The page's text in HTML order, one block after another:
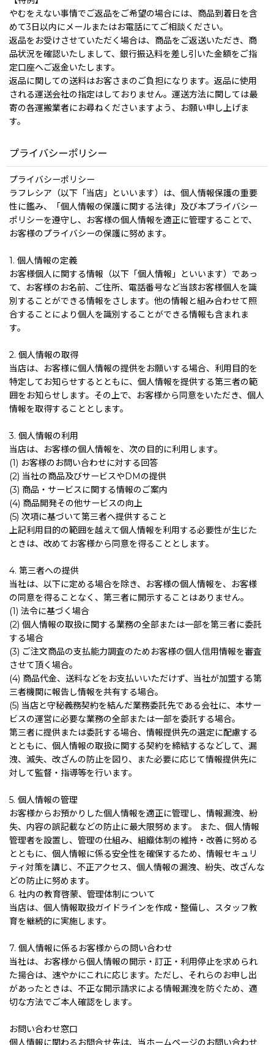
やむをえない事情でご返品をご希望の場合には、商品到着日を含
めて3日以内にメールまたはお電話にてご相談ください。
返品をお受けさせていただく場合は、商品をご返送いただき、商
品状況を確認いたしまして、銀行振込料を差し引いた金額をご指
定口座へご返金いたします。
返品に関しての送料はお客さまのご負担になります。返品に使用
される運送会社の指定はしておりません。運送方法に関しては最
寄の各運搬業者にお尋ねくださいますよう、お願い申し上げま
す。
プライバシーポリシー
プライバシーポリシー
ラフレシア（以下「当店」といいます）は、個人情報保護の重要
性に鑑み、「個人情報の保護に関する法律」及び本プライバシー
ポリシーを遵守し、お客様の個人情報を適正に管理することで、
お客様のプライバシーの保護に努めます。
1. 個人情報の定義
お客様個人に関する情報（以下「個人情報」といいます）であっ
て、お客様のお名前、ご住所、電話番号など当該お客様個人を識
別することができる情報をさします。他の情報と組み合わせて照
合することにより個人を識別することができる情報も含まれま
す。
2. 個人情報の取得
当店は、お客様に個人情報の提供をお願いする場合、利用目的を
特定してお知らせするとともに、個人情報を提供する第三者の範
囲をお知らせします。その上で、お客様から同意をいただき、個人
情報を取得することとします。
3. 個人情報の利用
当店は、お客様の個人情報を、次の目的に利用します。
(1) お客様のお問い合わせに対する回答
(2) 当社の商品及びサービスやDMの提供
(3) 商品・サービスに関する情報のご案内
(4) 商品開発その他サービスの向上
(5) 次項に基づいて第三者へ提供すること
上記利用目的の範囲を越えて個人情報を利用する必要性が生じた
ときは、改めてお客様から同意を得ることとします。
4. 第三者への提供
当社は、以下に定める場合を除き、お客様の個人情報を、お客様
の同意を得ることなく、第三者に開示することはありません。
(1) 法令に基づく場合
(2) 個人情報の取扱に関する業務の全部または一部を第三者に委託
する場合
(3) ご注文商品の支払能力調査のためお客様の個人信用情報を審査
させて頂く場合。
(4) 商品代金、送料などをお支払いいただけず、当社が加盟する第
三者機関に報告し情報を共有する場合。
(5) 当店と守秘義務契約を結んだ業務委託先である会社に、本サー
ビスの運営に必要な業務の全部または一部を委託する場合。
第三者に提供または委託する場合、情報提供先の選定に配慮する
とともに、個人情報の取扱に関する契約を締結するなどして、漏
洩、滅失、改ざんの防止を図り、また必要に応じて情報提供先に
対して監督・指導等を行います。
5. 個人情報の管理
お客様からお預かりした個人情報を適正に管理し、情報漏洩、紛
失、内容の誤記載などの防止に最大限努めます。 また、個人情報
管理者を設置し、管理の仕組み、組織体制の維持・改善に努める
とともに、個人情報に係る安全性を確保するため、情報セキュリ
ティ対策を講じ、不正アクセス、個人情報の漏洩、紛失、改ざんな
どの防止に努めます。
6. 社内の教育啓蒙、管理体制について
当店は、個人情報取扱ガイドラインを作成・整備し、スタッフ教
育を継続的に実施します。
7. 個人情報に係るお客様からの問い合わせ
当社は、お客様から個人情報の開示・訂正・利用停止を求められ
た揚合は、速やかにこれに応じます。ただし、それらのお申し出
があったときは、不正な開示請求による情報漏洩を防ぐため、適
切な方法でご本人確認をします。
お問い合わせ窓口
個人情報に関わるお問合せ先は、当ホームページのお問い合わせ